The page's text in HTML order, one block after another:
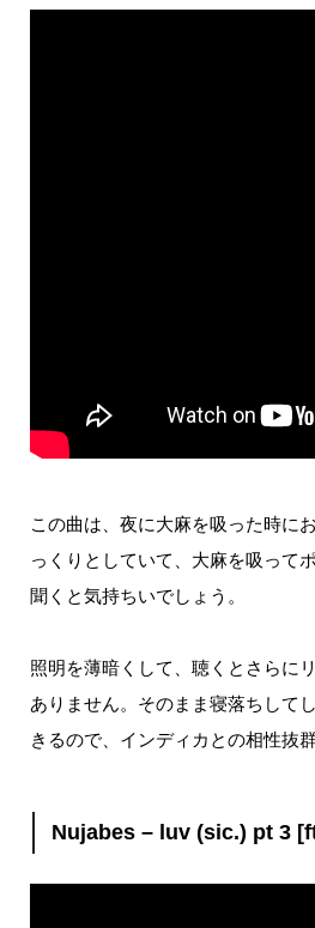
この曲は、夜に大麻を吸った時に
っくりとしていて、大麻を吸って
聞くと気持ちいでしょう。
照明を薄暗くして、聴くとさらに
ありません。 そのまま寝落ちして
きるので、インディカとの相性抜群
Nujabes – luv (sic.) pt 3